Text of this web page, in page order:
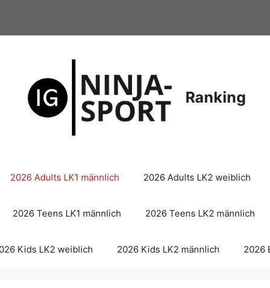
Ranking
2026 Adults LK1 männlich 2026 Adults LK2 weiblich
2026 Teens LK1 männlich 2026 Teens LK2 männlich
Kids LK2 weiblich 2026 Kids LK2 männlich 2026